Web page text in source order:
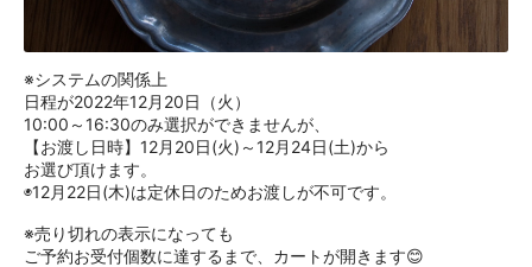
※システムの関係上
日程が2022年12月20日（火）
10:00～16:30のみ選択ができませんが、
【お渡し日時】12月20日(火)～12月24日(土)から
お選び頂けます。
◉12月22日(木)は定休日のためお渡しが不可です。
※売り切れの表示になっても
ご予約お受付個数に達するまで、カートが開きます😊